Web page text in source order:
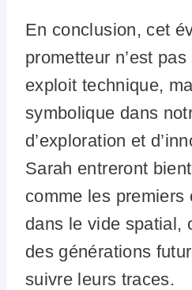
En conclusion, cet
prometteur n’est
exploit technique,
symbolique dans
d’exploration et
Sarah entreront
comme les premiers
dans le vide spatial,
des générations
suivre leurs traces.